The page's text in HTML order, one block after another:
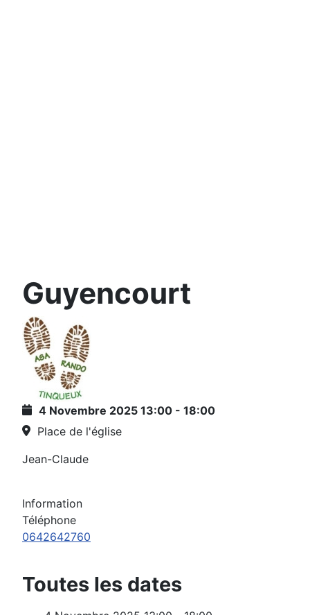
Guyencourt
4 Novembre 2025 13:00 - 18:00
Place de l'église
Jean-Claude
Information
Téléphone
0642642760
Toutes les dates